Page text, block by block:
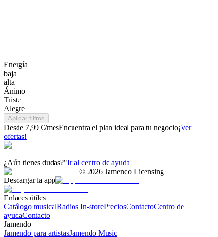
Energía
baja
alta
Ánimo
Triste
Alegre
Aplicar filtros
Desde 7,99 €/mesEncuentra el plan ideal para tu negocio¡Ver
ofertas!
¿Aún tienes dudas?"Ir al centro de ayuda
© 2026 Jamendo Licensing
Descargar la app
Enlaces útiles
Catálogo musicalRadios In-storePreciosContactoCentro de
ayudaContacto
Jamendo
Jamendo para artistasJamendo Music